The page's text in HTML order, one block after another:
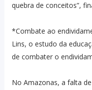
quebra de conceitos”,
*Combate ao
Lins, o estudo da
de combater o
No Amazonas, a falta